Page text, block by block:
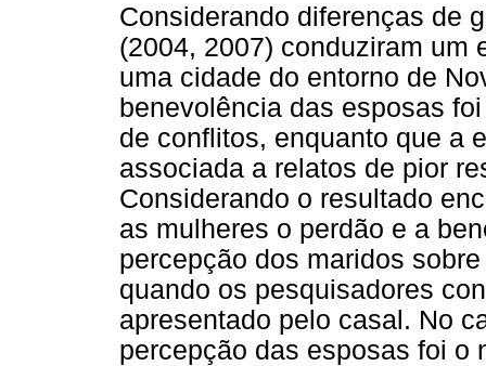
Considerando diferenças de
(2004, 2007) conduziram um
uma cidade do entorno de
benevolência das esposas
de conflitos, enquanto que a
associada a relatos de pior
Considerando o resultado
as mulheres o perdão e a
percepção dos maridos
quando os pesquisadores
apresentado pelo casal. No
percepção das esposas foi o